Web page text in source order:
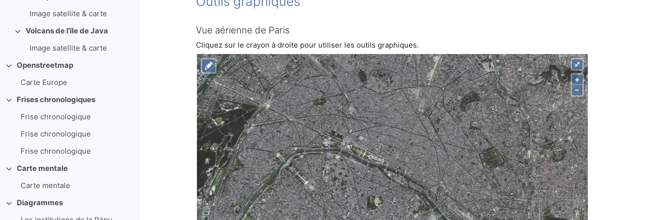
Image satellite & carte
Replier
Volcans de l'île de Java
Image satellite & carte
Replier
Openstreetmap
Carte Europe
Replier
Frises chronologiques
Frise chronologique
Frise chronologique
Frise chronologique
ReplierCarte mentale
Carte mentale
Replier
Diagrammes
Vue aérienne de Paris
Cliquez sur le crayon à droite pour utiliser les outils graphiques.
+
–
⤢